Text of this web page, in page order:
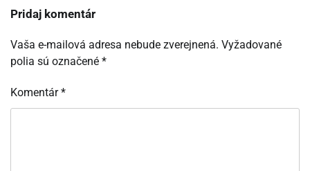
Pridaj komentár
Vaša e-mailová adresa nebude zverejnená. Vyžadované
polia sú označené *
Komentár*